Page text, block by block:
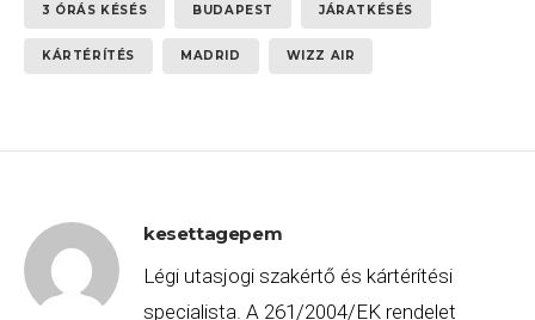
3 ÓRÁS KÉSÉS BUDAPEST JÁRATKÉSÉS
KÁRTÉRÍTÉS MADRID WIZZ AIR
kesettagepem
Légi utasjogi szakértő és kártérítési
specialista. A 261/2004/EK rendelet